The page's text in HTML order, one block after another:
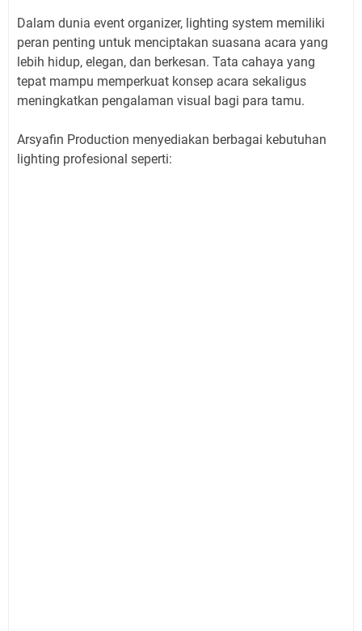
Dalam dunia event organizer, lighting system memiliki
peran penting untuk menciptakan suasana acara yang
lebih hidup, elegan, dan berkesan. Tata cahaya yang
tepat mampu memperkuat konsep acara sekaligus
meningkatkan pengalaman visual bagi para tamu.
Arsyafin Production menyediakan berbagai kebutuhan
lighting profesional seperti: